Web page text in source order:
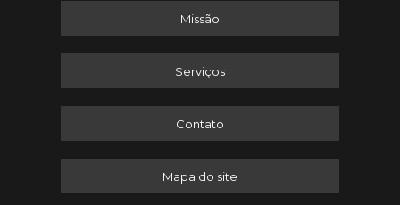
Missão
Serviços
Contato
Mapa do site